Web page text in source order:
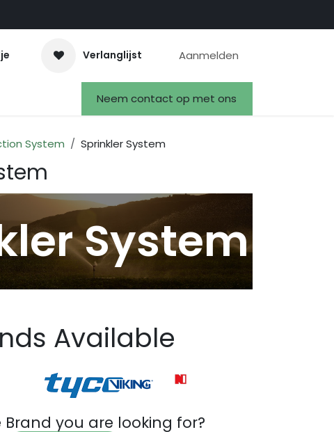
Verlanglijst Aanmelden
Evenementen Afspraak Vacatures
Neem contact op met ons
System Sprinkler System
System
Available
Brand you are looking for?